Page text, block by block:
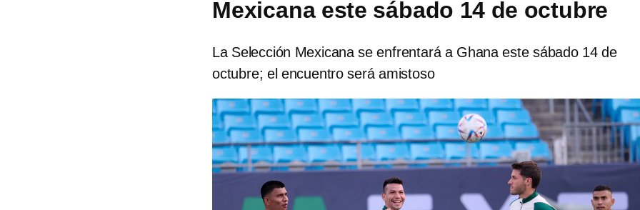
Mexicana este sábado 14 de octubre
La Selección Mexicana se enfrentará a Ghana este sábado 14 de
octubre; el encuentro será amistoso